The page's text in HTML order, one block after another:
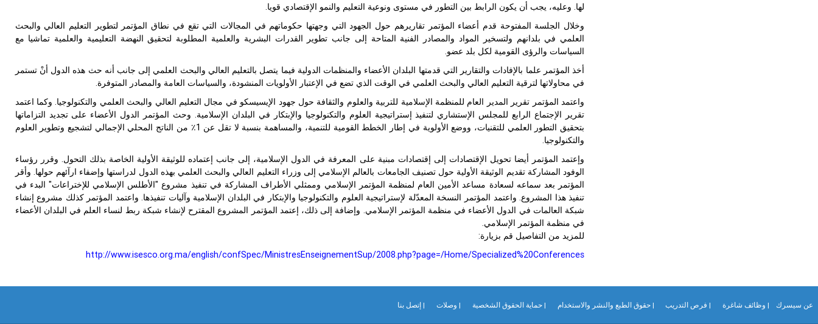
لها. وعليه، يجب أن يكون الرابط بين التطور في مستوى ونوعية التعليم والنمو الإقتصادي قويا.
وخلال الجلسة المفتوحة قدم أعضاء المؤتمر تقاريرهم حول الجهود التي وجهتها حكوماتهم في المجالات التي تقع في نطاق المؤتمر لتطوير التعليم العالي والبحث
العلمي في بلدانهم ولتسخير المواد والمصادر الفنية المتاحة إلى جانب تطوير القدرات البشرية والعلمية المطلوبة لتحقيق النهضة التعليمية والعلمية تماشيا مع
السياسات والرؤى القومية لكل بلد عضو.
أخذ المؤتمر علما بالإفادات والتقارير التي قدمتها البلدان الأعضاء والمنظمات الدولية فيما يتصل بالتعليم العالي والبحث العلمي إلى جانب أنه حث هذه الدول أنْ تستمر
في محاولاتها لترقية التعليم العالي والبحث العلمي في الوقت الذي تضع في الإعتبار الأولويات المنشودة، والسياسات العامة والمصادر المتوفرة.
واعتمد المؤتمر تقرير المدير العام للمنظمة الإسلامية للتربية والعلوم والثقافة حول جهود الإيسيسكو في مجال التعليم العالي والبحث العلمي والتكنولوجيا. وكما اعتمد
تقرير الإجتماع الرابع للمجلس الإستشاري لتنفيذ إستراتيجية العلوم والتكنولوجيا والإبتكار في البلدان الإسلامية. وحث المؤتمر الدول الأعضاء على تجديد التزاماتها
بتحقيق التطور العلمي للتقنيات، ووضع الأولوية في إطار الخطط القومية للتنمية، والمساهمة بنسبة لا تقل عن 1٪ من الناتج المحلي الإجمالي لتشجيع وتطوير العلوم
والتكنولوجيا.
وإعتمد المؤتمر أيضا تحويل الإقتصادات إلى إقتصادات مبنية على المعرفة في الدول الإسلامية، إلى جانب إعتماده للوثيقة الأولية الخاصة بذلك التحول. وقرر رؤساء
الوفود المشاركة تقديم الوثيقة الأولية حول تصنيف الجامعات بالعالم الإسلامي إلى وزراء التعليم العالي والبحث العلمي بهذه الدول لدراستها وإضفاء ارآئهم حولها. وأقر
المؤتمر بعد سماعه لسعادة مساعد الأمين العام لمنظمة المؤتمر الإسلامي وممثلي الأطراف المشاركة في تنفيذ مشروع "الأطلس الإسلامي للإختراعات" البدء في
تنفيذ هذا المشروع. واعتمد المؤتمر النسخة المعدّلة لإستراتيجية العلوم والتكنولوجيا والإبتكار في البلدان الإسلامية وآليات تنفيذها. واعتمد المؤتمر كذلك مشروع إنشاء
شبكة العالمات في الدول الأعضاء في منظمة المؤتمر الإسلامي. وإضافة إلى ذلك، إعتمد المؤتمر المشروع المقترح لإنشاء شبكة ربط لنساء العلم في البلدان الأعضاء
في منظمة المؤتمر الإسلامي.
للمزيد من التفاصيل قم بزيارة:
http://www.isesco.org.ma/english/confSpec/MinistresEnseignementSup/2008.php?page=/Home/Specialized%20Conferences
عن سيسرك | وظائف شاغرة | فرص التدريب | حقوق الطبع والنشر والاستخدام | حماية الحقوق الشخصية | وصلات | إتصل بنا